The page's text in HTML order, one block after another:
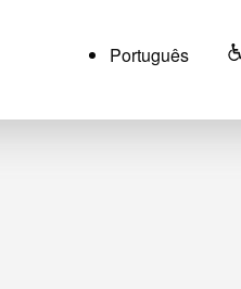
Português